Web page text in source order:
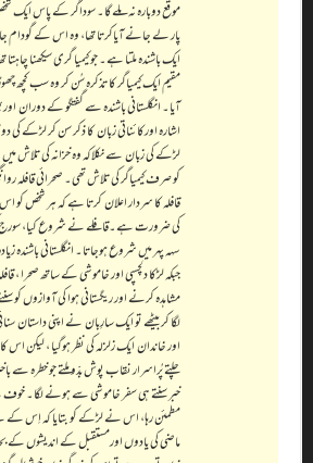
موقع دوبارہ نہ ملے گا۔ سوداگر کے پاس ایک
پار لے جانے آیاکرتا تھا، وہ اس کے گودام
ایک باشندہ ملتا ہے۔ جو کیمیا گری سیکھنا
مقیم ایک کیمیاگر کا تذکرہ سُن کر وہ سب کچھ
آیا۔ انگلستانی باشندہ سے گفتگو کے دوران
اشارہ اورکائناتی زبان کا ذکر سن کر لڑکے
لڑکے کی زبان سے نکلاکہ وہ خزانہ کی تلاش
کو صرف کیمیاگر کی تلاش تھی۔ صحرائی قافلہ
قافلہ کا سردار اعلان کرتا ہے کہ ہر شخص کو
کی ضرورت ہے۔قافلے نے شروع کیا، سورج
سہہ پہر میں شروع ہوجاتا۔ انگلستانی باشندہ
جبکہ لڑکا دلچسپی اور خاموشی کے ساتھ صحرا ،
مشاہدہ کرنے اور ریگستانی ہوا کی آوازوں کو
لگا کر بیٹھے تو ایک سارِبان نے اپنی داستان
اور خاندان ایک زلزلہ کی نظر ہوگیا ، لیکن اس
چلتے پُراسرار نقاب پوش بدّو ملتے جو خطرہ سے
خبر سنتے ہی سفر خاموشی سے ہونے لگا۔
مطمئن رہا، اس نے لڑکے کو بتایا کہ اِس کے
ماضی کی یادوں اورمستقبل کے اندیشوں کے